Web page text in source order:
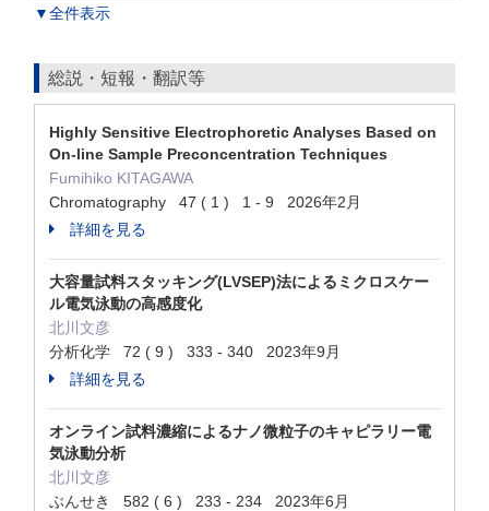
▼全件表示
総説・短報・翻訳等
Highly Sensitive Electrophoretic Analyses Based on
On-line Sample Preconcentration Techniques
Fumihiko KITAGAWA
Chromatography 47 ( 1 ) 1 - 9 2026年2月
詳細を見る
大容量試料スタッキング(LVSEP)法によるミクロスケー
ル電気泳動の高感度化
北川文彦
分析化学 72 ( 9 ) 333 - 340 2023年9月
詳細を見る
オンライン試料濃縮によるナノ微粒子のキャピラリー電
気泳動分析
北川文彦
ぶんせき 582 ( 6 ) 233 - 234 2023年6月